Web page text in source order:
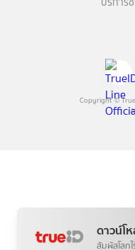
ดาวน์โ
สัมผัสโลก
Copyright ©